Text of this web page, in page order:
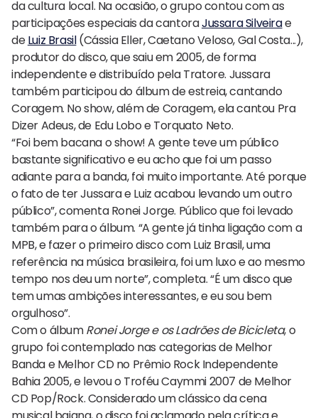
da cultura local. Na ocasião, o grupo contou com as
participações especiais da cantoraJussara Silveirae
deLuiz Brasil(Cássia Eller, Caetano Veloso, Gal Costa...),
produtor do disco, que saiu em 2005, de forma
independente e distribuído pela Tratore. Jussara
também participou do álbum de estreia, cantando
Coragem. No show, além de Coragem, ela cantou Pra
Dizer Adeus, de Edu Lobo e Torquato Neto.
“Foi bem bacana o show! A gente teve um público
bastante significativo e eu acho que foi um passo
adiante para a banda, foi muito importante. Até porque
o fato de ter Jussara e Luiz acabou levando um outro
público”, comenta Ronei Jorge. Público que foi levado
também para o álbum. “A gente já tinha ligação com a
MPB, e fazer o primeiro disco com Luiz Brasil, uma
referência na música brasileira, foi um luxo e ao mesmo
tempo nos deu um norte”, completa. “É um disco que
tem umas ambições interessantes, e eu sou bem
orgulhoso”.
Com o álbumRonei Jorge e os Ladrões de Bicicleta, o
grupo foi contemplado nas categorias de Melhor
Banda e Melhor CD no Prêmio Rock Independente
Bahia 2005, e levou o Troféu Caymmi 2007 de Melhor
CD Pop/Rock. Considerado um clássico da cena